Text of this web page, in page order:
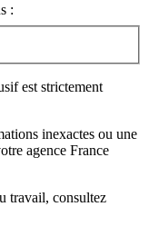
:
est strictement
inexactes ou une
agence France
travail, consultez